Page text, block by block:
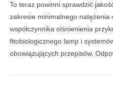
To teraz powinni sprawdzić
zakresie minimalnego natężenia
współczynnika olśnienienia
fitobiologicznego lamp i
obowiązujących przepisów.